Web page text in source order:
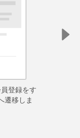
登録をす
遷移しま